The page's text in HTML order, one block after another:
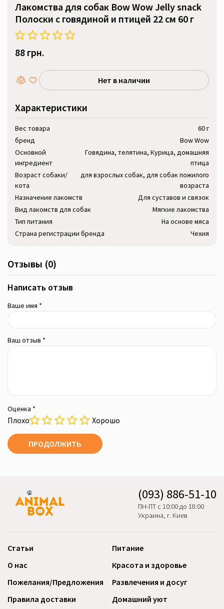
Лакомства для собак Bow Wow Jelly snack
Полоски с говядиной и птицей 22 см 60 г
88 грн.
Нет в наличии
Характеристики
Вес товара
60 г
бренд
Bow Wow
Основной
ингредиент
Говядина, телятина, Курица, домашняя
птица
Возраст собаки/
кота
для взрослых собак, для собак пожилого
возраста
Назначение лакомств
Для суставов и связок
Вид лакомств для собак
Мягкие лакомства
Тип питания
На основе мяса
Страна регистрации бренда
Чехия
Отзывы (0)
Написать отзыв
Ваше имя *
Ваш отзыв *
Оценка *
Плохо Хорошо
ПРОДОЛЖИТЬ
(093) 886-51-10
ПН-ПТ с 10:00 до 18:00
Украина, г. Киев
Статьи
О нас
Пожелания/Предложения
Правила доставки
Питание
Красота и здоровье
Развлечения и досуг
Домашний уют